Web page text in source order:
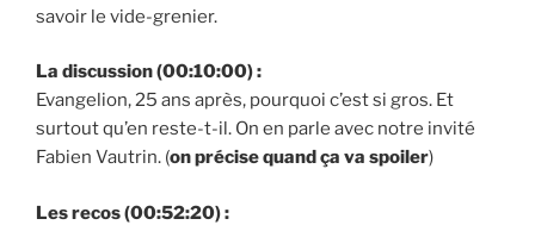
savoir le vide-grenier.
La discussion (00:10:00) :
Evangelion, 25 ans après, pourquoi c’est si gros. Et
surtout qu’en reste-t-il. On en parle avec notre invité
Fabien Vautrin. (on précise quand ça va spoiler)
Les recos (00:52:20) :